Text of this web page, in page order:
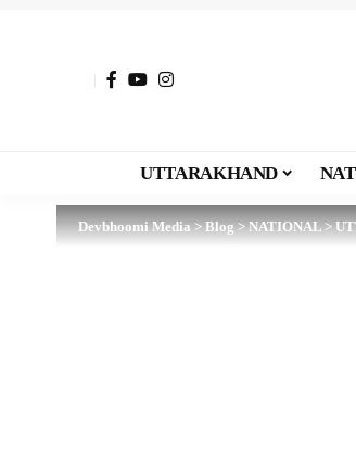
UTTARAKHAND
Devbhoomi Media>Blog>NATIONAL>